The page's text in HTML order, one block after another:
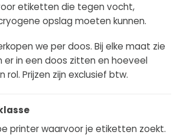
etiketten die tegen vocht,
opslag moeten kunnen.
we per doos. Bij elke maat zie
er in een doos zitten en hoeveel
Prijzen zijn exclusief btw.
printer waarvoor je etiketten zoekt.